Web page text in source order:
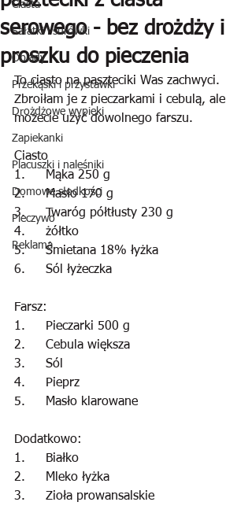
Ciasta
Sałatki i surówki
Obiady
Przekąski i przystawki
Drożdżowe wypieki
Zapiekanki
Placuszki i naleśniki
Domowe słodkości
Pieczywo
Reklama
serowego - bez drożdży i
proszku do pieczenia
To ciasto na paszteciki Was zachwyci.
Zbroiłam je z pieczarkami i cebulą, ale
możecie użyć dowolnego farszu.
Ciasto
1.	Mąka 250 g
2.	Masło 170 g
3.	Twaróg półtłusty 230 g
4.	żółtko
5.	Śmietana 18% łyżka
6.	Sól łyżeczka
Farsz:
1.	Pieczarki 500 g
2.	Cebula większa
3.	Sól
4.	Pieprz
5.	Masło klarowane
Dodatkowo:
1.	Białko
2.	Mleko łyżka
3.	Zioła prowansalskie